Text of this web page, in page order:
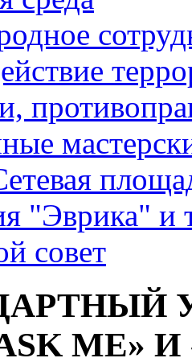
"Эврика" и
совет
ME» И